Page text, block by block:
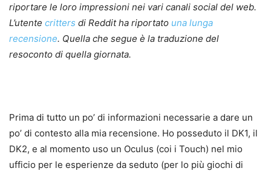
riportare le loro impressioni nei vari canali social del web.
L’utente critters di Reddit ha riportato una lunga
recensione. Quella che segue è la traduzione del
resoconto di quella giornata.
Prima di tutto un po’ di informazioni necessarie a dare un
po’ di contesto alla mia recensione. Ho posseduto il DK1, il
DK2, e al momento uso un Oculus (coi i Touch) nel mio
ufficio per le esperienze da seduto (per lo più giochi di